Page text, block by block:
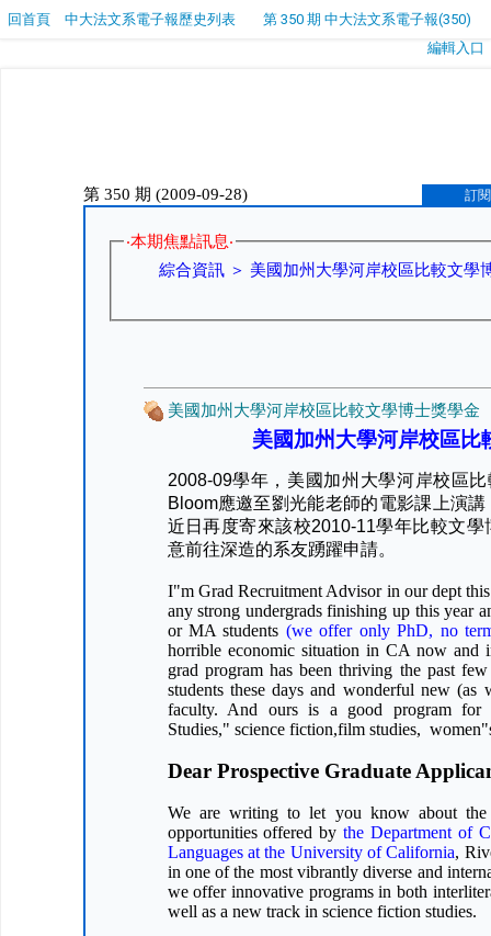
回首頁 中大法文系電子報歷史列表
第 350 期 中大法文系電子報(350)
編輯入口